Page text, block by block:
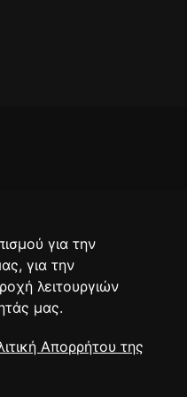
για την
για την
λειτουργιών
μας.
Απορρήτου της
τρέχουσες προσφορές. Μετά